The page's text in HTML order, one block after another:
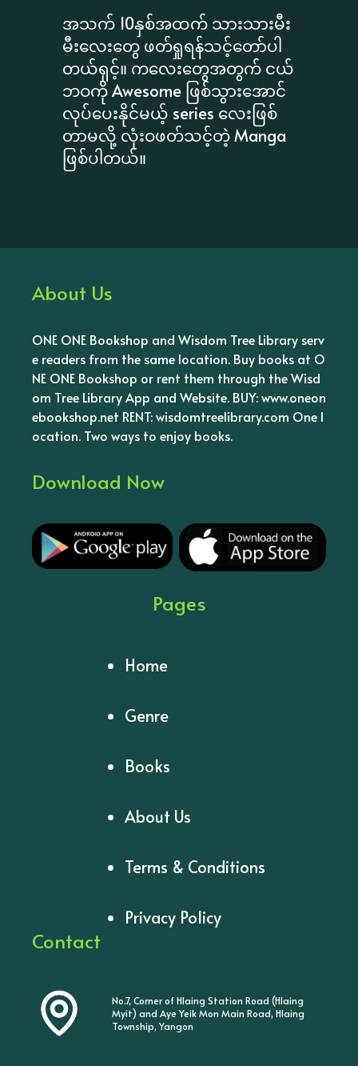
အသက် 10နှစ်အထက် သားသားမီး
မီးလေးတွေ ဖတ်ရှုရန်သင့်တော်ပါ
တယ်ရှင့်။ ကလေးတွေအတွက် ငယ်
ဘဝကို Awesome ဖြစ်သွားအောင်
လုပ်ပေးနိုင်မယ့် series လေးဖြစ်
တာမလို့ လုံးဝဖတ်သင့်တဲ့ Manga
ဖြစ်ပါတယ်။
About Us
ONE ONE Bookshop and Wisdom Tree Library serv
e readers from the same location. Buy books at O
NE ONE Bookshop or rent them through the Wisd
om Tree Library App and Website. BUY: www.oneon
ebookshop.net RENT: wisdomtreelibrary.com One l
ocation. Two ways to enjoy books.
Download Now
Pages
Home
Genre
Books
About Us
Terms & Conditions
Privacy Policy
Contact
No.7, Corner of Hlaing Station Road (Hlaing
Myit) and Aye Yeik Mon Main Road, Hlaing
Township, Yangon